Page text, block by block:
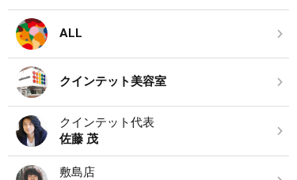
ALL
クインテット美容室
クインテット代表
佐藤 茂
敷島店